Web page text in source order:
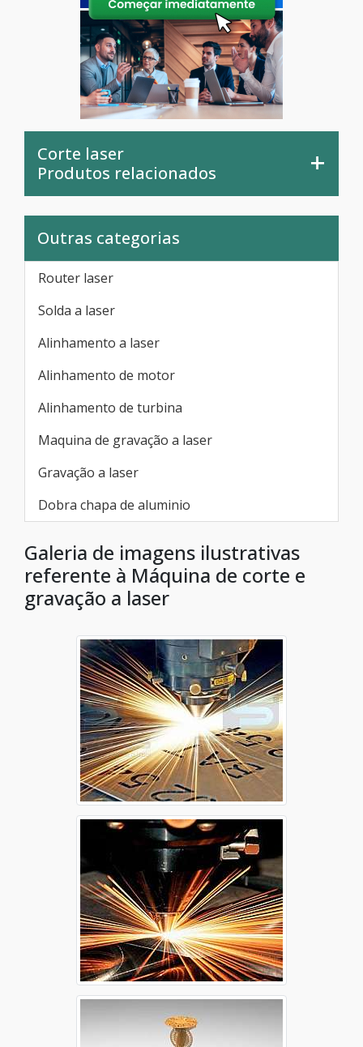
Corte laser
Produtos relacionados
Outras categorias
Router laser
Solda a laser
Alinhamento a laser
Alinhamento de motor
Alinhamento de turbina
Maquina de gravação a laser
Gravação a laser
Dobra chapa de aluminio
Galeria de imagens ilustrativas
referente à Máquina de corte e
gravação a laser